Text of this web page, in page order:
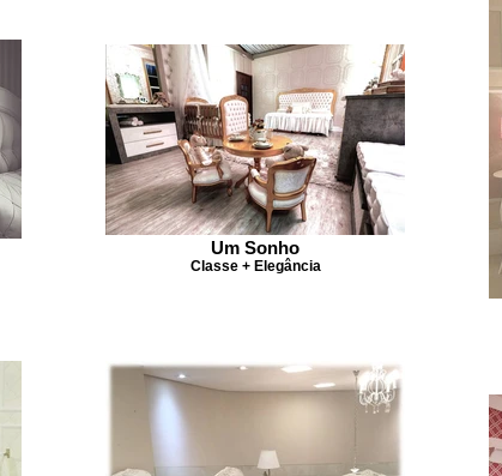
Um Sonho
Classe + Elegância